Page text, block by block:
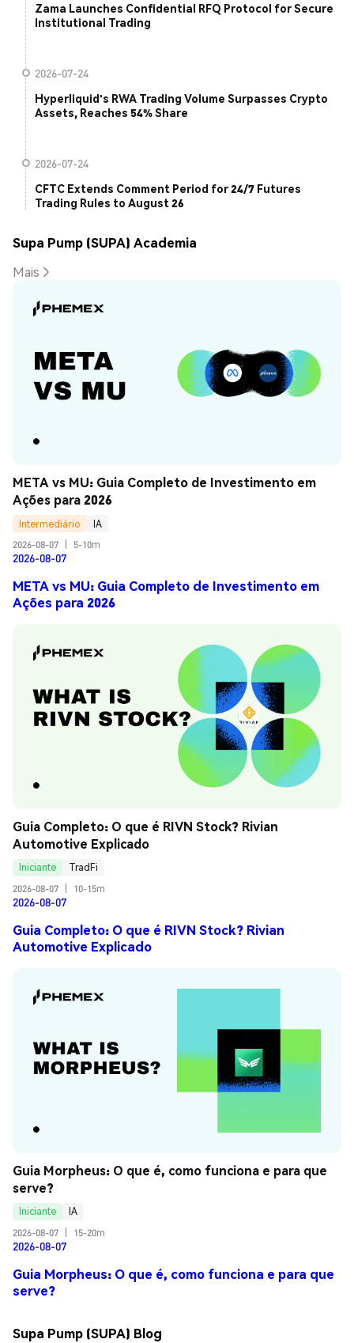
Zama Launches Confidential RFQ Protocol for Secure
Institutional Trading
2026-07-24
Hyperliquid's RWA Trading Volume Surpasses Crypto
Assets, Reaches 54% Share
2026-07-24
CFTC Extends Comment Period for 24/7 Futures
Trading Rules to August 26
Supa Pump (SUPA) Academia
Mais
META vs MU: Guia Completo de Investimento em
Ações para 2026
Intermediário
IA
2026-08-07
5-10m
2026-08-07
META vs MU: Guia Completo de Investimento em
Ações para 2026
Guia Completo: O que é RIVN Stock? Rivian
Automotive Explicado
Iniciante
TradFi
2026-08-07
10-15m
2026-08-07
Guia Completo: O que é RIVN Stock? Rivian
Automotive Explicado
Guia Morpheus: O que é, como funciona e para que
serve?
Iniciante
IA
2026-08-07
15-20m
2026-08-07
Guia Morpheus: O que é, como funciona e para que
serve?
Supa Pump (SUPA) Blog